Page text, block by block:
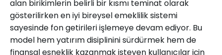
alan birikimlerin belirli bir kısmı teminat olarak
gösterilirken en iyi bireysel emeklilik sistemi
sayesinde fon getirileri işlemeye devam ediyor. Bu
model hem yatırım disiplinini sürdürmek hem de
finansal esneklik kazanmak isteyen kullanıcılar için